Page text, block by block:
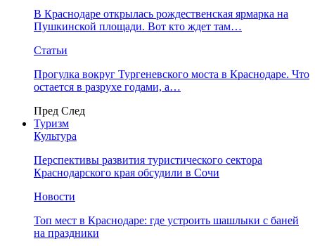
В Краснодаре открылась рождественская ярмарка на
Пушкинской площади. Вот кто ждет там…
Статьи
Прогулка вокруг Тургеневского моста в Краснодаре. Что
остается в разрухе годами, а…
Пред След
Туризм
Культура
Перспективы развития туристического сектора
Краснодарского края обсудили в Сочи
Новости
Топ мест в Краснодаре: где устроить шашлыки с баней
на праздники